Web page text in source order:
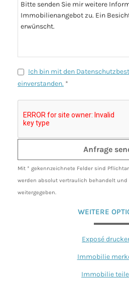
Ich bin mit den
einverstanden. *
Mit * gekennzeichnete Felder sind
werden absolut vertraulich behandelt
weitergegeben.
WEITERE
Exposé
Immobilie
Immobilie